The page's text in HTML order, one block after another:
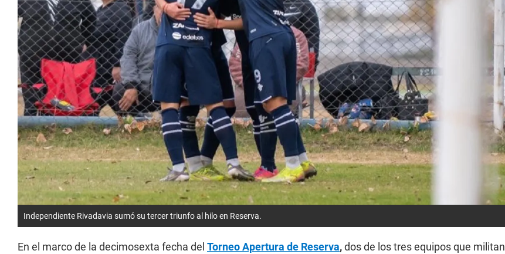
Independiente Rivadavia sumó su tercer triunfo al hilo en Reserva.
En el marco de la decimosexta fecha del Torneo Apertura de Reserva,dos de los tres equipos que militan